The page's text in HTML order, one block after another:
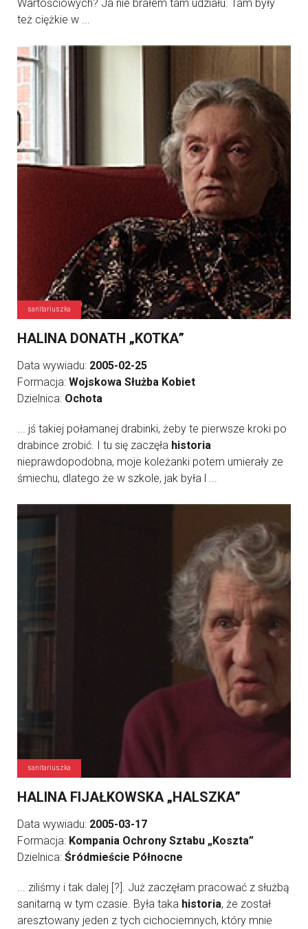
Wartościowych? Ja nie brałem tam udziału. Tam były
też ciężkie w ...
sanitariuszka
HALINA DONATH „KOTKA”
Data wywiadu: 2005-02-25
Formacja: Wojskowa Służba Kobiet
Dzielnica: Ochota
... jś takiej połamanej drabinki, żeby te pierwsze kroki po
drabince zrobić. I tu się zaczęła historia
nieprawdopodobna, moje koleżanki potem umierały ze
śmiechu, dlatego że w szkole, jak była l ...
sanitariuszka
HALINA FIJAŁKOWSKA „HALSZKA”
Data wywiadu: 2005-03-17
Formacja: Kompania Ochrony Sztabu „Koszta”
Dzielnica: Śródmieście Północne
... ziliśmy i tak dalej [?]. Już zaczęłam pracować z służbą
sanitarną w tym czasie. Była taka historia, że został
aresztowany jeden z tych cichociemnych, który mnie